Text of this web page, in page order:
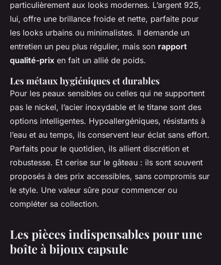
particulièrement aux looks modernes. L’argent 925,
lui, offre une brillance froide et nette, parfaite pour
les looks urbains ou minimalistes. Il demande un
entretien un peu plus régulier, mais son rapport
qualité-prix en fait un allié de poids.
Les métaux hygiéniques et durables
Pour les peaux sensibles ou celles qui ne supportent
pas le nickel, l’acier inoxydable et le titane sont des
options intelligentes. Hypoallergéniques, résistants à
l’eau et au temps, ils conservent leur éclat sans effort.
Parfaits pour le quotidien, ils allient discrétion et
robustesse. Et cerise sur le gâteau : ils sont souvent
proposés à des prix accessibles, sans compromis sur
le style. Une valeur sûre pour commencer ou
compléter sa collection.
Les pièces indispensables pour une
boîte à bijoux capsule